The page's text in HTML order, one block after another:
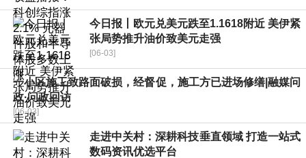
今日报丨欧元兑美元跌至1.1618附近 美伊紧
张局势推升油价致美元走强
[06-03]
一小区施工致路面破损，经督促，施工方已进场修缮|融媒问
政·问政回访
[06-03]
走进中关村：深耕科技垂直领域 打造一站式
数码资讯优选平台